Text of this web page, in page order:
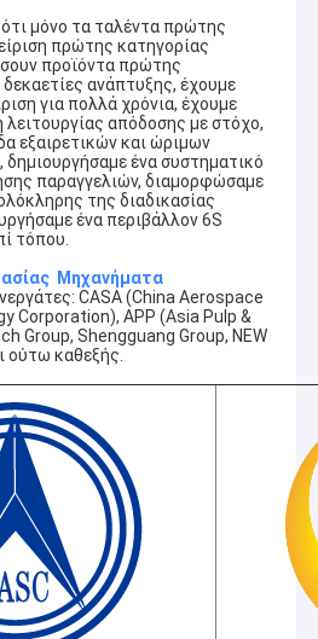
μόνο τα ταλέντα πρώτης
πρώτης κατηγορίας
προϊόντα πρώτης
ανάπτυξης, έχουμε
για πολλά χρόνια, έχουμε
λειτουργίας απόδοσης με στόχο,
εξαιρετικών και ώριμων
δημιουργήσαμε ένα συστηματικό
παραγγελιών, διαμορφώσαμε
της διαδικασίας
ένα περιβάλλον 6S
τόπου.
Μηχανήματα
CASA (China Aerospace
Corporation), APP (Asia Pulp &
Group, Shengguang Group, NEW
ούτω καθεξής.